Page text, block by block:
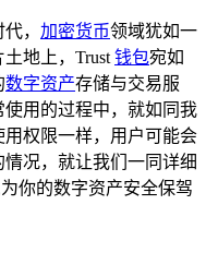
， 加密货币领域犹如一
地上，Trust 钱包宛如
数字资产存储与交易服
用的过程中，就如同我
权限一样，用户可能会
况，就让我们一同详细
你的数字资产安全保驾